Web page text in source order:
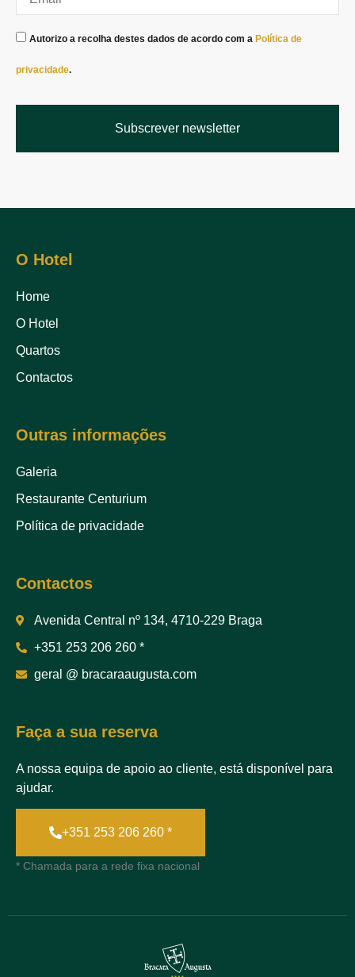
Autorizo a recolha destes dados de acordo com a Política de
privacidade.
Subscrever newsletter
O Hotel
Home
O Hotel
Quartos
Contactos
Outras informações
Galeria
Restaurante Centurium
Política de privacidade
Contactos
Avenida Central nº 134, 4710-229 Braga
+351 253 206 260 *
geral @ bracaraaugusta.com
Faça a sua reserva
A nossa equipa de apoio ao cliente, está disponível para
ajudar.
+351 253 206 260 *
* Chamada para a rede fixa nacional